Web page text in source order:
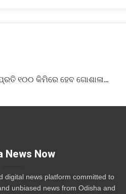
୧୦୦ କିମିରେ ହେବ ଗୋଶାଳା…
News Now
digital news platform committed to
unbiased news from Odisha and